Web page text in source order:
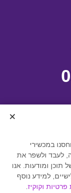
במכשירי
לעבד ולשפר את
ומודעות. אנו
למידע נוסף
פרטיות וקוקיז